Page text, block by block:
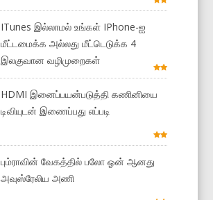
ITunes இல்லாமல் உங்கள் IPhone-ஐ
மீட்டமைக்க அல்லது மீட்டெடுக்க 4
இலகுவான வழிமுறைகள்
HDMI இனைப்பயன்படுத்தி கணினியை
டிவியுடன் இணைப்பது எப்படி
பும்ராவின் வேகத்தில் பலோ ஓன் ஆனது
அவுஸ்ரேலிய அணி